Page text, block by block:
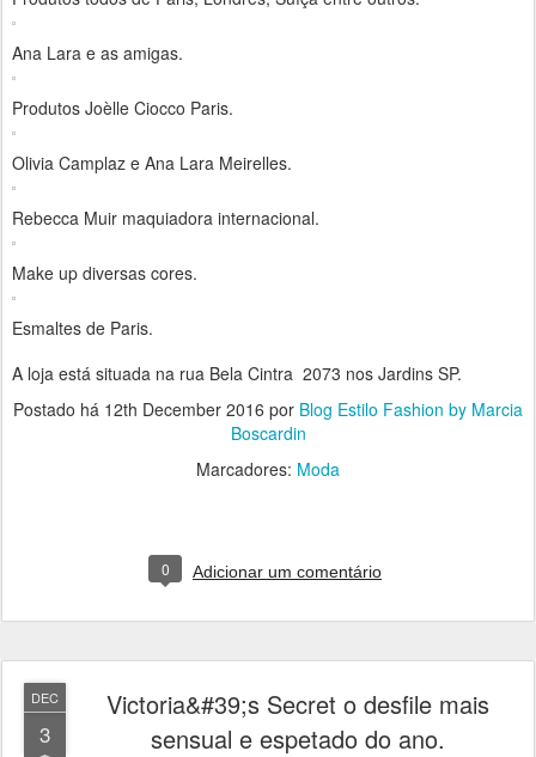
Ana Lara e as amigas.
Produtos Joèlle Ciocco Paris.
Olivia Camplaz e Ana Lara Meirelles.
Rebecca Muir maquiadora internacional.
Make up diversas cores.
Esmaltes de Paris.
A loja está situada na rua Bela Cintra 2073 nos Jardins SP.
Postado há 12th December 2016 por Blog Estilo Fashion by Marcia
Boscardin
Marcadores: Moda
0 Adicionar um comentário
DEC
3
Victoria&#39;s Secret o desfile mais
sensual e espetado do ano.